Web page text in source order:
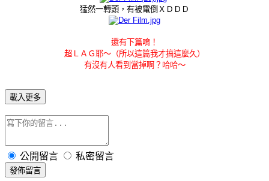
猛然一轉頭，有被電倒ＸＤＤＤ
還有下篇唷！
超ＬＡＧ耶～（所以這篇我才搞這麼久）
有沒有人看到當掉啊？哈哈～
載入更多
公開留言 私密留言
發佈留言